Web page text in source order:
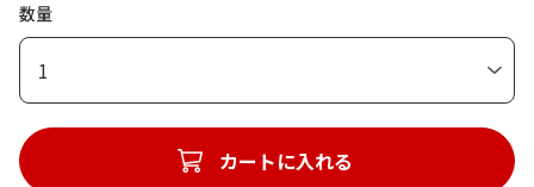
数量
1
カートに入れる